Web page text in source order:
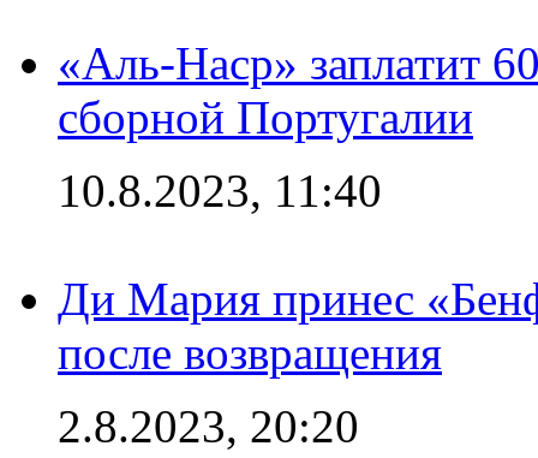
«Аль-Наср» заплатит
сборной Португалии
10.8.2023, 11:40
Ди Мария принес
после возвращения
2.8.2023, 20:20